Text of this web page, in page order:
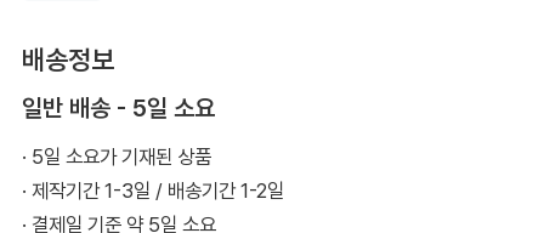
배송정보
일반 배송 - 5일 소요
· 5일 소요가 기재된 상품
· 제작기간 1-3일 / 배송기간 1-2일
· 결제일 기준 약 5일 소요